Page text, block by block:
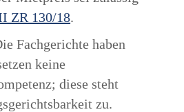
ZR 130/18.
Fachgerichte haben
keine
diese steht
zu.